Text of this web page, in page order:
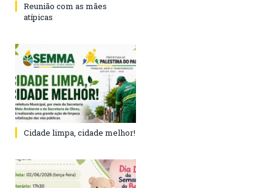
Reunião com as mães
atípicas
Cidade limpa, cidade melhor!